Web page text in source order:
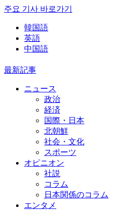
주요 기사 바로가기
韓国語
英語
中国語
最新記事
ニュース
政治
経済
国際・日本
北朝鮮
社会・文化
スポーツ
オピニオン
社説
コラム
日本関係のコラム
エンタメ